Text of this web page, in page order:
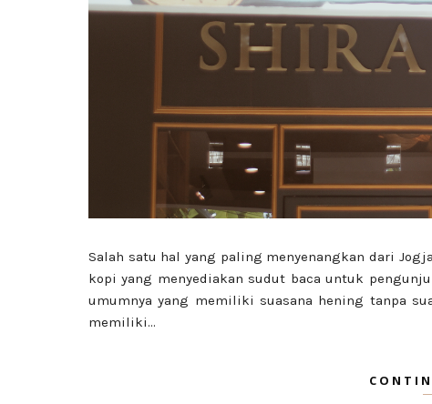
Salah satu hal yang paling menyenangkan dari
kopi yang menyediakan sudut baca untuk
umumnya yang memiliki suasana hening tanpa
memiliki...